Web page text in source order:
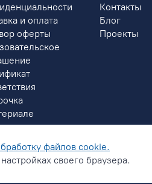
и оплата
оферты
Контакты
Блог
Проекты
файлов cookie.
своего браузера.